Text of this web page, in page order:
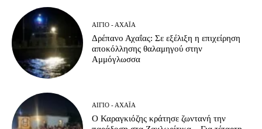
ΑΊΓΙΟ - ΑΧΑΪ́Α
Δρέπανο Αχαΐας: Σε εξέλιξη η επιχείρηση
αποκόλλησης θαλαμηγού στην
Αμμόγλωσσα
ΑΊΓΙΟ - ΑΧΑΪ́Α
Ο Καραγκιόζης κράτησε ζωντανή την